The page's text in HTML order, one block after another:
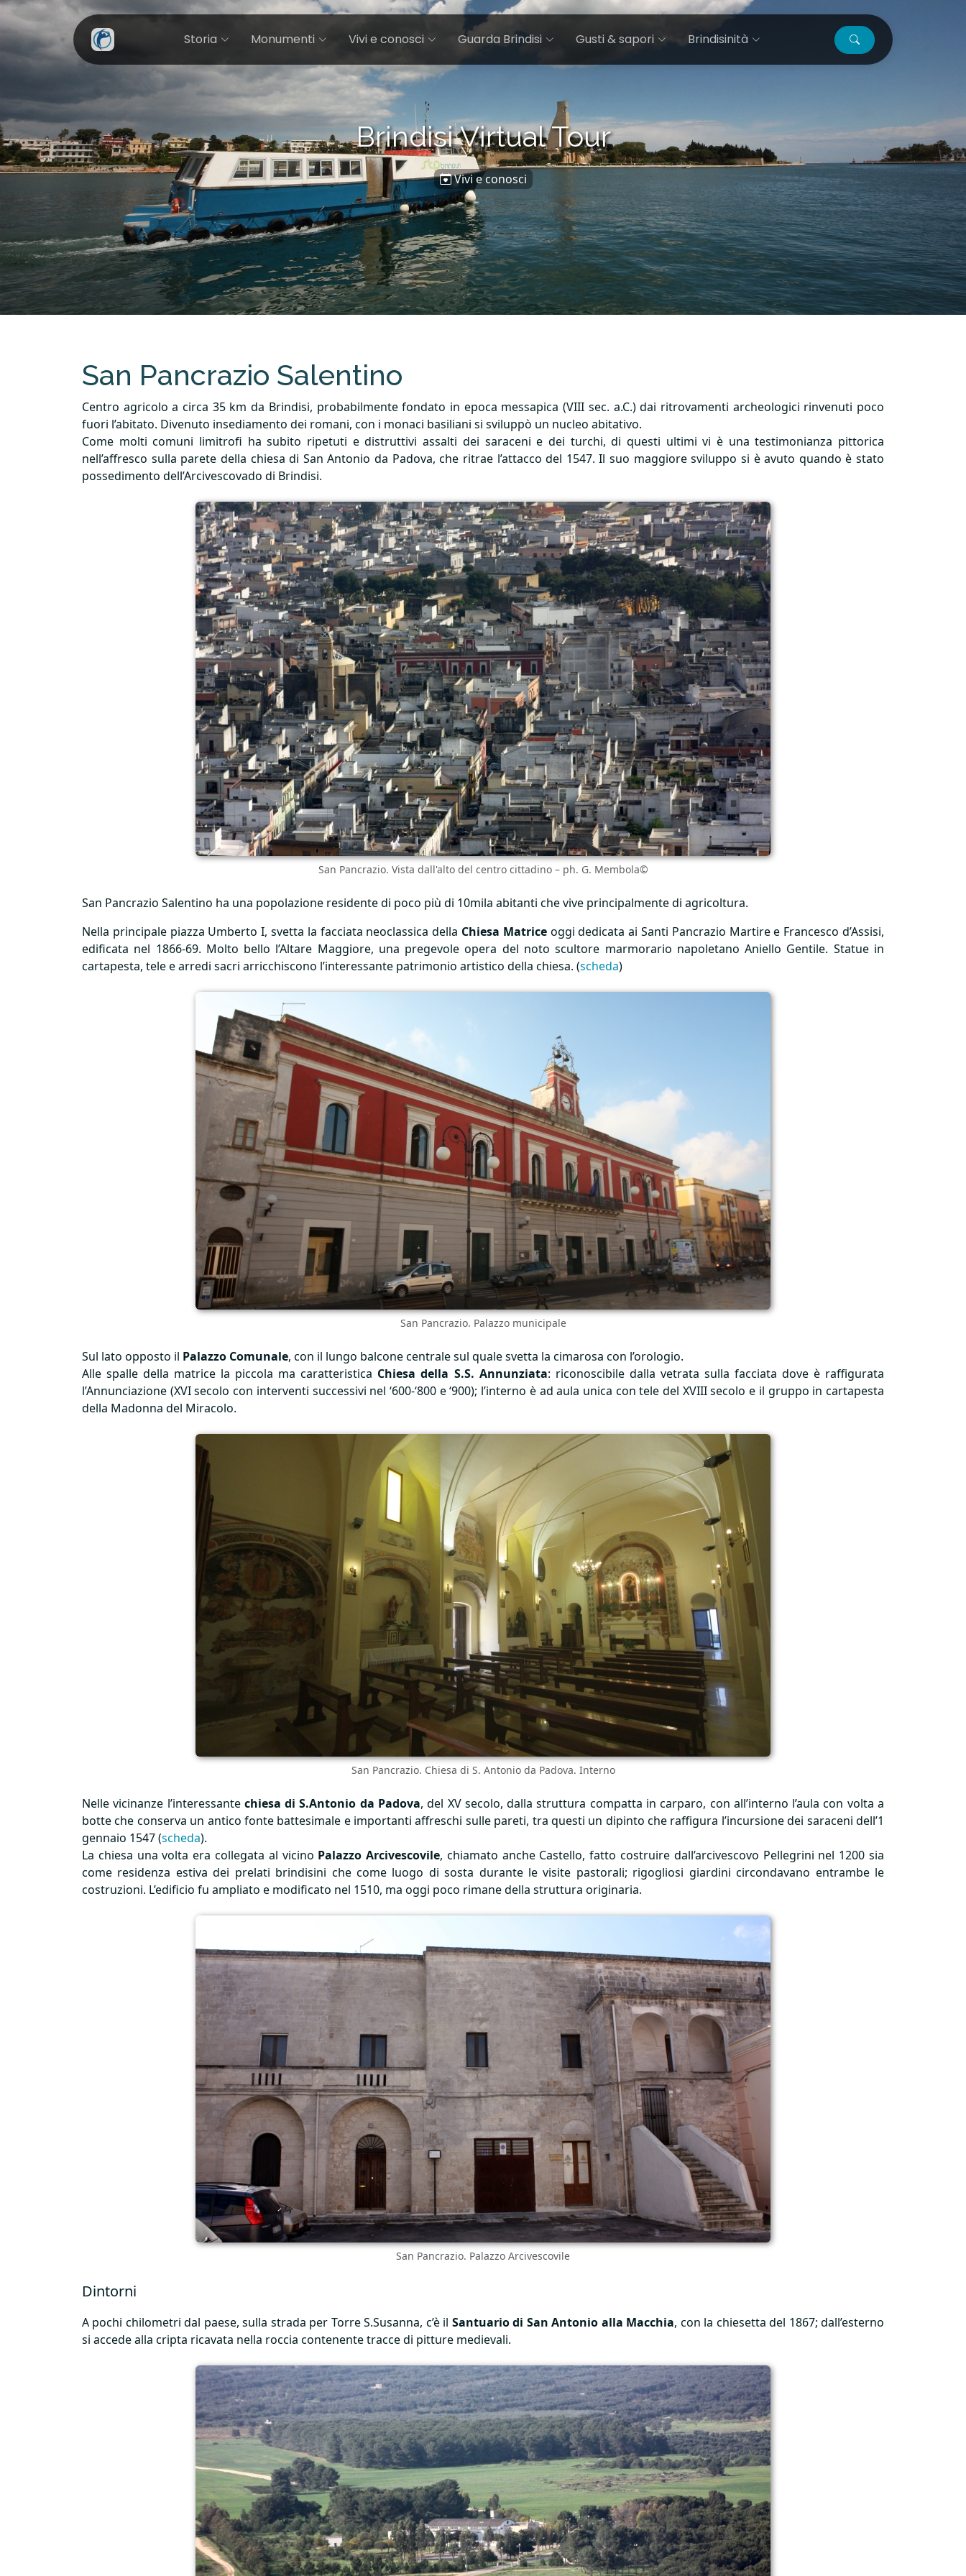
Storia Monumenti Vivi e conosci Guarda Brindisi Gusti & sapori Brindisinità
Brindisi Virtual Tour
Vivi e conosci
San Pancrazio Salentino
Centro agricolo a circa 35 km da Brindisi, probabilmente fondato in epoca messapica (VIII sec. a.C.) dai ritrovamenti archeologici rinvenuti poco
fuori l’abitato. Divenuto insediamento dei romani, con i monaci basiliani si sviluppò un nucleo abitativo.
Come molti comuni limitrofi ha subito ripetuti e distruttivi assalti dei saraceni e dei turchi, di questi ultimi vi è una testimonianza pittorica
nell’affresco sulla parete della chiesa di San Antonio da Padova, che ritrae l’attacco del 1547. Il suo maggiore sviluppo si è avuto quando è stato
possedimento dell’Arcivescovado di Brindisi.
San Pancrazio. Vista dall'alto del centro cittadino – ph. G. Membola©
San Pancrazio Salentino ha una popolazione residente di poco più di 10mila abitanti che vive principalmente di agricoltura.
Nella principale piazza Umberto I, svetta la facciata neoclassica della Chiesa Matriceoggi dedicata ai Santi Pancrazio Martire e Francesco d’Assisi,
edificata nel 1866-69. Molto bello l’Altare Maggiore, una pregevole opera del noto scultore marmorario napoletano Aniello Gentile. Statue in
cartapesta, tele e arredi sacri arricchiscono l’interessante patrimonio artistico della chiesa. (scheda)
San Pancrazio. Palazzo municipale
Sul lato opposto il Palazzo Comunale, con il lungo balcone centrale sul quale svetta la cimarosa con l’orologio.
Alle spalle della matrice la piccola ma caratteristica Chiesa della S.S. Annunziata: riconoscibile dalla vetrata sulla facciata dove è raffigurata
l’Annunciazione (XVIsecolo con interventi successivi nel ‘600-‘800 e ‘900); l’interno è ad aula unica con tele del XVIIIsecolo e il gruppo in cartapesta
della Madonna del Miracolo.
San Pancrazio. Chiesa di S. Antonio da Padova. Interno
Nelle vicinanze l’interessante chiesa di S.Antonio da Padova, del XV secolo, dalla struttura compatta in carparo, con all’interno l’aula con volta a
botte che conserva un antico fonte battesimale e importanti affreschi sulle pareti, tra questi un dipinto che raffigura l’incursione dei saraceni dell’1
gennaio 1547 (scheda).
La chiesa una volta era collegata al vicino Palazzo Arcivescovile, chiamato anche Castello, fatto costruire dall’arcivescovo Pellegrini nel 1200 sia
come residenza estiva dei prelati brindisini che come luogo di sosta durante le visite pastorali; rigogliosi giardini circondavano entrambe le
costruzioni. L’edificio fu ampliato e modificato nel 1510, ma oggi poco rimane della struttura originaria.
San Pancrazio. Palazzo Arcivescovile
Dintorni
A pochi chilometri dal paese, sulla strada per Torre S.Susanna, c’è il Santuario di San Antonio alla Macchia, con la chiesetta del 1867; dall’esterno
si accede alla cripta ricavata nella roccia contenente tracce di pitture medievali.